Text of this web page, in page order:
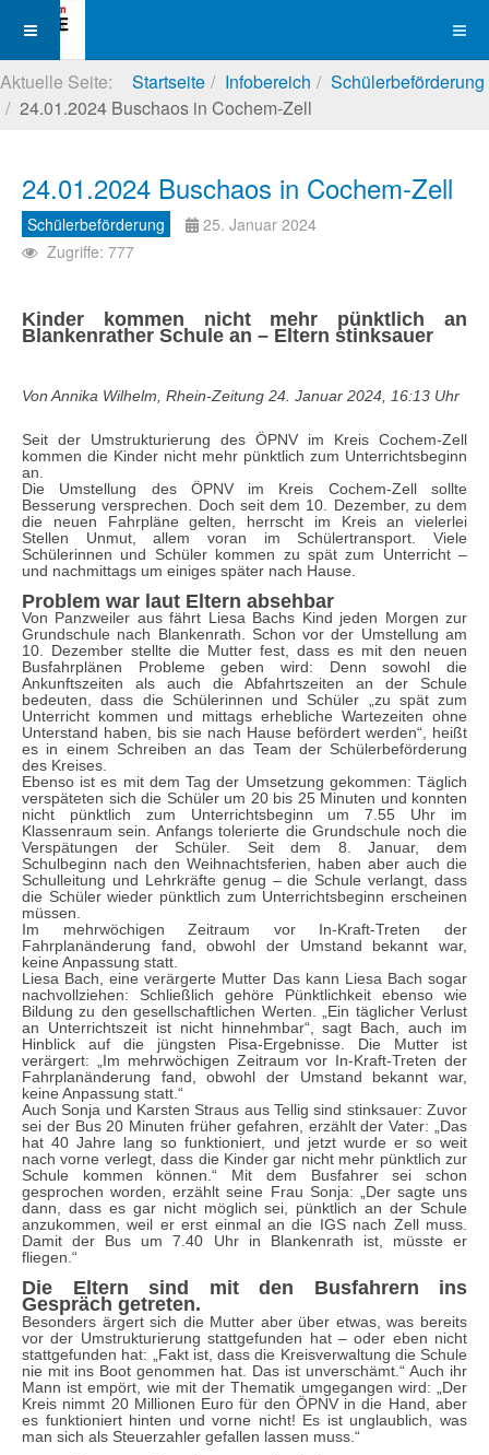
Aktuelle Seite: Startseite Infobereich
Schülerbeförderung
24.01.2024 Buschaos in Cochem-Zell
24.01.2024 Buschaos in Cochem-Zell
Schülerbeförderung
25. Januar 2024
Zugriffe: 777
Kinder kommen nicht mehr pünktlich an
Blankenrather Schule an – Eltern stinksauer
Von Annika Wilhelm, Rhein-Zeitung 24. Januar 2024, 16:13 Uhr
Seit der Umstrukturierung des ÖPNV im Kreis Cochem-Zell
kommen die Kinder nicht mehr pünktlich zum Unterrichtsbeginn
an.
Die Umstellung des ÖPNV im Kreis Cochem-Zell sollte
Besserung versprechen. Doch seit dem 10. Dezember, zu dem
die neuen Fahrpläne gelten, herrscht im Kreis an vielerlei
Stellen Unmut, allem voran im Schülertransport. Viele
Schülerinnen und Schüler kommen zu spät zum Unterricht –
und nachmittags um einiges später nach Hause.
Problem war laut Eltern absehbar
Von Panzweiler aus fährt Liesa Bachs Kind jeden Morgen zur
Grundschule nach Blankenrath. Schon vor der Umstellung am
10. Dezember stellte die Mutter fest, dass es mit den neuen
Busfahrplänen Probleme geben wird: Denn sowohl die
Ankunftszeiten als auch die Abfahrtszeiten an der Schule
bedeuten, dass die Schülerinnen und Schüler „zu spät zum
Unterricht kommen und mittags erhebliche Wartezeiten ohne
Unterstand haben, bis sie nach Hause befördert werden“, heißt
es in einem Schreiben an das Team der Schülerbeförderung
des Kreises.
Ebenso ist es mit dem Tag der Umsetzung gekommen: Täglich
verspäteten sich die Schüler um 20 bis 25 Minuten und konnten
nicht pünktlich zum Unterrichtsbeginn um 7.55 Uhr im
Klassenraum sein. Anfangs tolerierte die Grundschule noch die
Verspätungen der Schüler. Seit dem 8. Januar, dem
Schulbeginn nach den Weihnachtsferien, haben aber auch die
Schulleitung und Lehrkräfte genug – die Schule verlangt, dass
die Schüler wieder pünktlich zum Unterrichtsbeginn erscheinen
müssen.
Im mehrwöchigen Zeitraum vor In-Kraft-Treten der
Fahrplanänderung fand, obwohl der Umstand bekannt war,
keine Anpassung statt.
Liesa Bach, eine verärgerte Mutter Das kann Liesa Bach sogar
nachvollziehen: Schließlich gehöre Pünktlichkeit ebenso wie
Bildung zu den gesellschaftlichen Werten. „Ein täglicher Verlust
an Unterrichtszeit ist nicht hinnehmbar“, sagt Bach, auch im
Hinblick auf die jüngsten Pisa-Ergebnisse. Die Mutter ist
verärgert: „Im mehrwöchigen Zeitraum vor In-Kraft-Treten der
Fahrplanänderung fand, obwohl der Umstand bekannt war,
keine Anpassung statt.“
Auch Sonja und Karsten Straus aus Tellig sind stinksauer: Zuvor
sei der Bus 20 Minuten früher gefahren, erzählt der Vater: „Das
hat 40 Jahre lang so funktioniert, und jetzt wurde er so weit
nach vorne verlegt, dass die Kinder gar nicht mehr pünktlich zur
Schule kommen können.“ Mit dem Busfahrer sei schon
gesprochen worden, erzählt seine Frau Sonja: „Der sagte uns
dann, dass es gar nicht möglich sei, pünktlich an der Schule
anzukommen, weil er erst einmal an die IGS nach Zell muss.
Damit der Bus um 7.40 Uhr in Blankenrath ist, müsste er
fliegen.“
Die Eltern sind mit den Busfahrern ins
Gespräch getreten.
Besonders ärgert sich die Mutter aber über etwas, was bereits
vor der Umstrukturierung stattgefunden hat – oder eben nicht
stattgefunden hat: „Fakt ist, dass die Kreisverwaltung die Schule
nie mit ins Boot genommen hat. Das ist unverschämt.“ Auch ihr
Mann ist empört, wie mit der Thematik umgegangen wird: „Der
Kreis nimmt 20 Millionen Euro für den ÖPNV in die Hand, aber
es funktioniert hinten und vorne nicht! Es ist unglaublich, was
man sich als Steuerzahler gefallen lassen muss.“